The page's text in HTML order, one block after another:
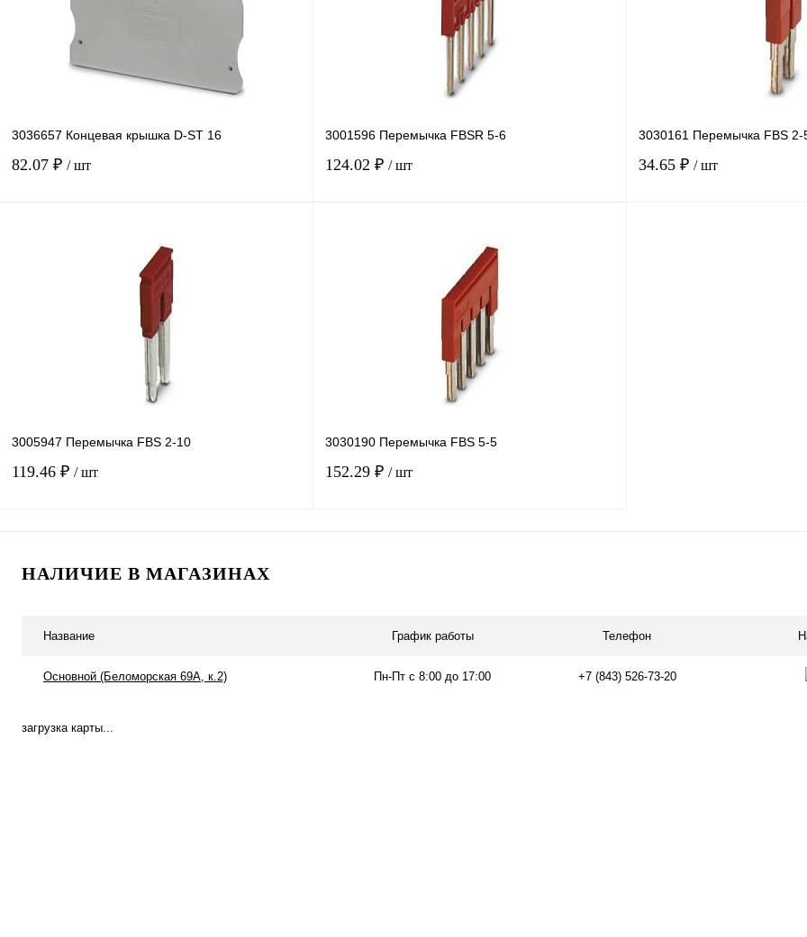
В избранное
наличии
3036657 Концевая крышка D-ST 16
82.07 ₽ / шт
3001596 Перемычка FBSR 5-6
124.02 ₽ / шт
Сравнение
наличии
3030161 Перемычка FBS 2-
34.65 ₽ / шт
3005947 Перемычка FBS 2-10
119.46 ₽ / шт
3030190 Перемычка FBS 5-5
152.29 ₽ / шт
НАЛИЧИЕ В МАГАЗИНАХ
Название График работы Телефон
Основной (Беломорская 69А, к.2) Пн-Пт с 8:00 до 17:00 +7 (843) 526-73-20
загрузка карты...